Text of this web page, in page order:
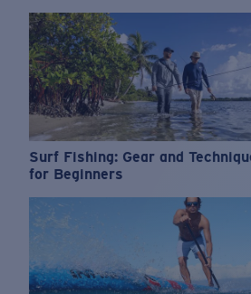
Surf Fishing: Gear and
for Beginners